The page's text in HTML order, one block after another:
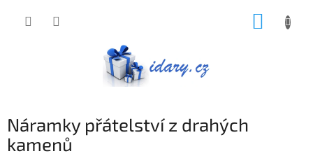
Náramky přátelství z drahých
kamenů